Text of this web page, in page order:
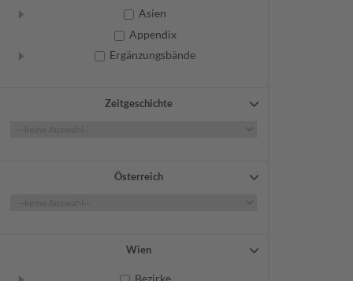
Asien
Appendix
Ergänzungsbände
Zeitgeschichte
Österreich
Wien